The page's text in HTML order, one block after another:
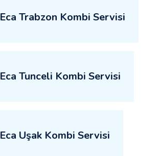
Eca Trabzon Kombi Servisi
Eca Tunceli Kombi Servisi
Eca Uşak Kombi Servisi